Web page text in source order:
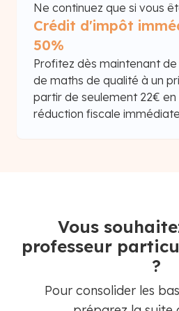
Ne continuez que si vous
Crédit d'impôt
50%
Profitez dès maintenant
de maths de qualité à un
partir de seulement 22€ en
réduction fiscale
Vous
professeur
?
Pour consolider les